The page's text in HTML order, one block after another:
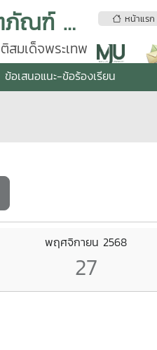
หน้าแรก
สถาบันบริการตรวจสอบคุณภาพและมาตรฐานผลิตภัณฑ์ มหาวิทยาลัยแม่โจ้
มเด็จพระเทพ
ข้อเสนอแนะ-ข้อร้องเรียน
พฤศจิกายน 2568
27